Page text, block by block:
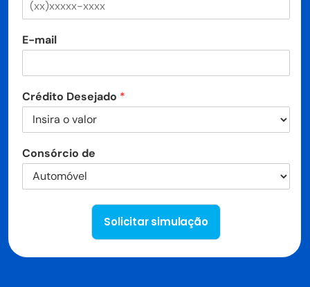
E-mail
Crédito Desejado *
Consórcio de
Solicitar simulação